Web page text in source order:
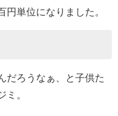
円単位になりました。
だろうなぁ、と子供た
ミ。